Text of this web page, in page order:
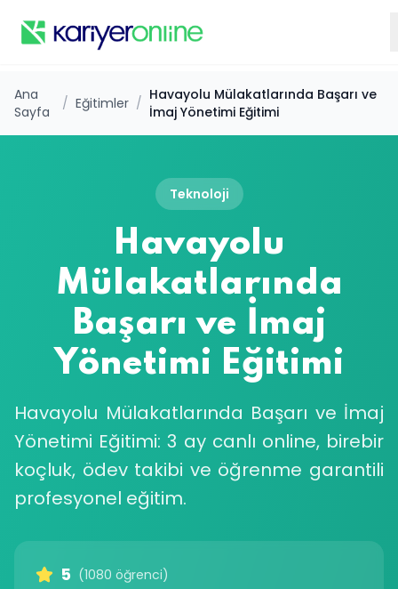
Ana
Sayfa
/ Eğitimler / Havayolu Mülakatlarında Başarı ve
İmaj Yönetimi Eğitimi
Teknoloji
Havayolu
Mülakatlarında
Başarı ve İmaj
Yönetimi Eğitimi
Havayolu Mülakatlarında Başarı ve İmaj
Yönetimi Eğitimi: 3 ay canlı online, birebir
koçluk, ödev takibi ve öğrenme garantili
profesyonel eğitim.
5 (1080 öğrenci)